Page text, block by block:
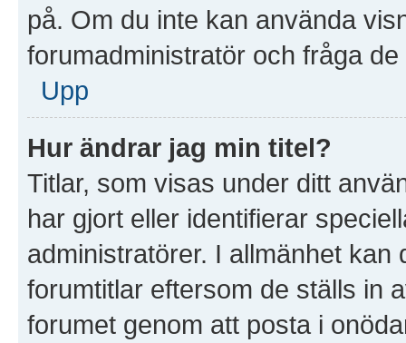
på. Om du inte kan använda
forumadministratör och fråga
Upp
Hur ändrar jag min titel?
Titlar, som visas under ditt
har gjort eller identifierar
administratörer. I allmänhet
forumtitlar eftersom de ställs in
forumet genom att posta i